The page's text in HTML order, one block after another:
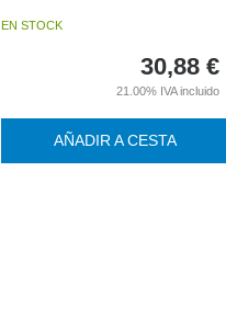
EN STOCK
30,88 €
21.00% IVA incluido
AÑADIR A CESTA